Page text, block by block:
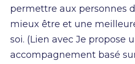
permettre aux personnes
mieux être et une
soi. (Lien avec Je propose
accompagnement basé